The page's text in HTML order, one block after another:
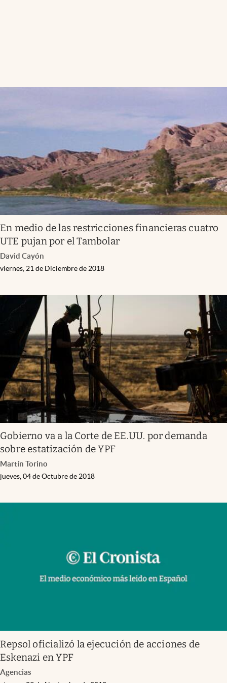
En medio de las restricciones financieras cuatro
UTE pujan por el Tambolar
David Cayón
viernes, 21 de Diciembre de 2018
Gobierno va a la Corte de EE.UU. por demanda
sobre estatización de YPF
Martín Torino
jueves, 04 de Octubre de 2018
Repsol oficializó la ejecución de acciones de
Eskenazi en YPF
Agencias